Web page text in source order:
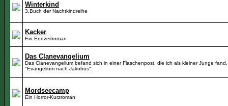
Winterkind
3.Buch der Nachtkindreihe
Kacker
Ein Endzeitroman
Das Clanevangelium
Das Clanevangelium befand sich in einer Flaschenpost, die ich als kleiner Junge
"Evangelium nach Jakobus".
Mordseecamp
Ein Horror-Kurzroman